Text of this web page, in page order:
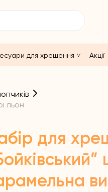
для хрещення Акції
льон
для